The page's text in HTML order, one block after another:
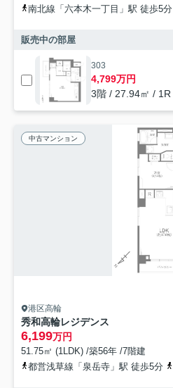
南北線「六本木一丁目」駅 徒歩5分
販売中の部屋
303
4,799万円
3階 / 27.94㎡ / 1R
中古マンション
港区高輪
秀和高輪レジデンス
6,199万円
51.75㎡ (1LDK) /築56年 /7階建
都営浅草線「泉岳寺」駅 徒歩5分